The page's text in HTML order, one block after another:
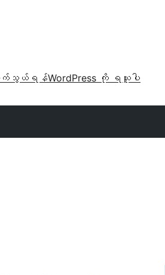
က်သွယ်ရန်WordPress ကို ရယူပါ